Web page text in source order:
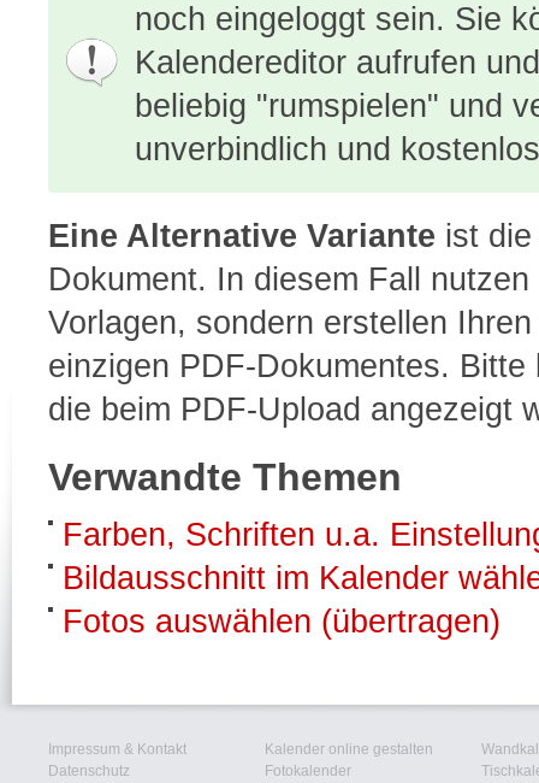
noch eingeloggt sein. Sie
Kalendereditor aufrufen
beliebig "rumspielen" und
unverbindlich und
Eine Alternative Variante ist
Dokument. In diesem Fall
Vorlagen, sondern erstellen
einzigen PDF-Dokumentes.
die beim PDF-Upload angezeigt
Verwandte Themen
Farben, Schriften u.a.
Bildausschnitt im Kalender
Fotos auswählen (übertragen)
Impressum & Kontakt
Datenschutz
Kalender online gestalten
Fotokalender